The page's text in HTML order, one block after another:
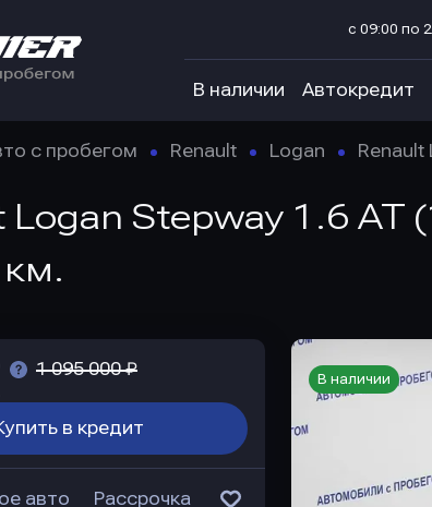
с 09:00 по
В наличии Автокредит
с пробегом Renault Logan Renault
Logan Stepway 1.6 AT
В наличии
1 095 000 ₽
в кредит
авто Рассрочка